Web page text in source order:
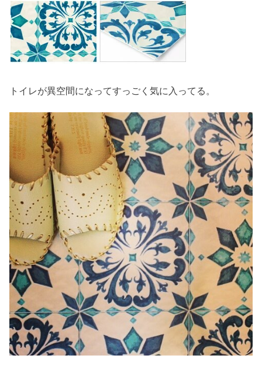
トイレが異空間になってすっごく気に入ってる。